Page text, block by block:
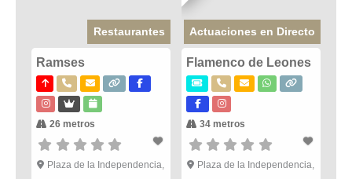
Restaurantes
Ramses
26 metros
Plaza de la Independencia,
Actuaciones en Directo
Flamenco de Leones
34 metros
Plaza de la Independencia,